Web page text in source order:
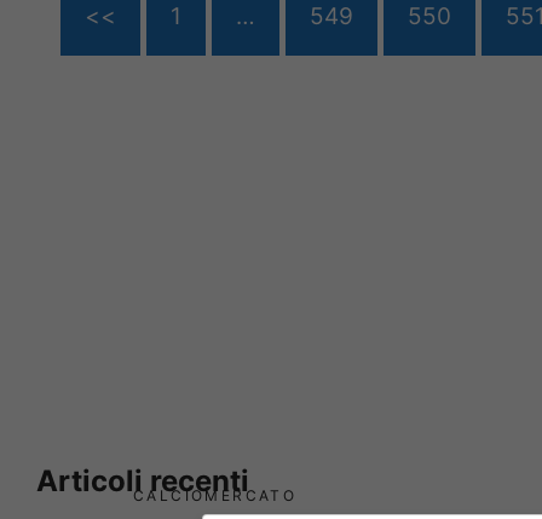
<< 1 … 549 550
Articoli recenti
CALCIOMERCATO